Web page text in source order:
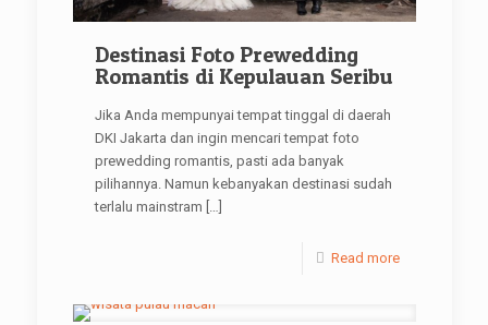
Destinasi Foto Prewedding
Romantis di Kepulauan Seribu
Jika Anda mempunyai tempat tinggal di daerah
DKI Jakarta dan ingin mencari tempat foto
prewedding romantis, pasti ada banyak
pilihannya. Namun kebanyakan destinasi sudah
terlalu mainstram […]
Read more